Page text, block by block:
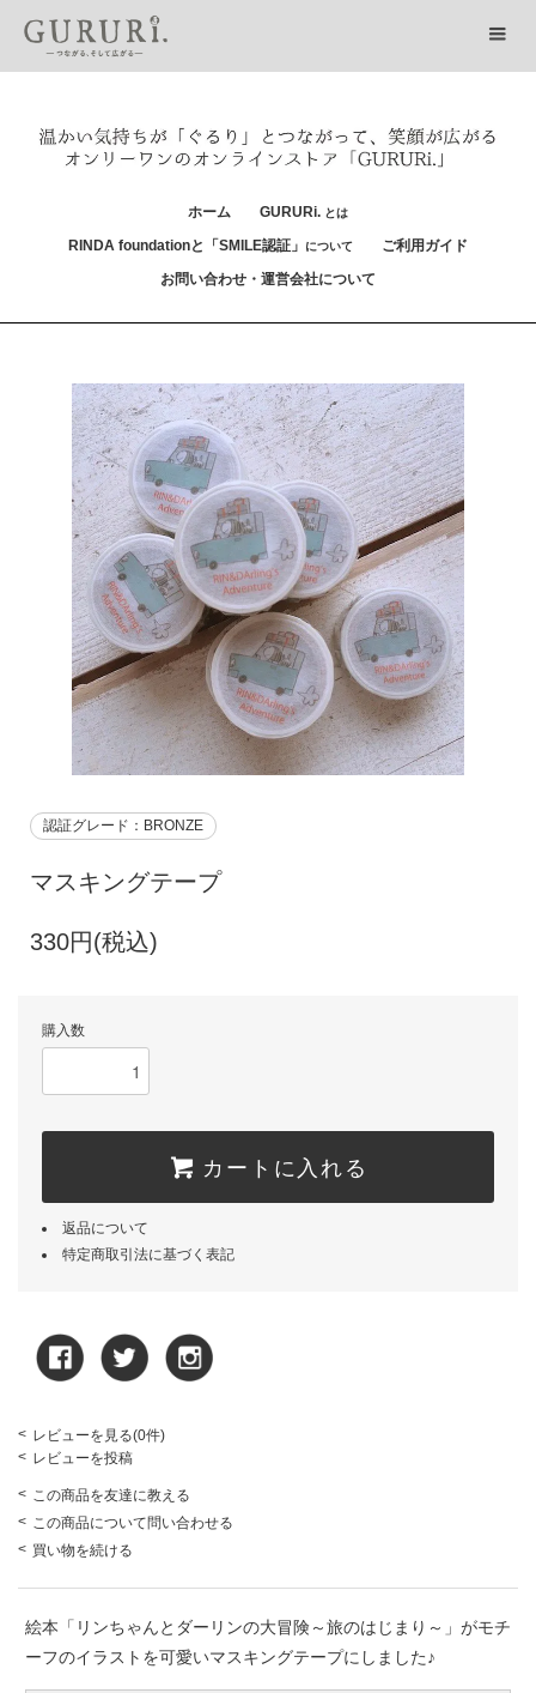
ホーム GURURi. とは
RINDA foundationと「SMILE認証」 について
ご利用ガイド
お問い合わせ・運営会社について
認証グレード：BRONZE
マスキングテープ
330円(税込)
購入数
カートに入れる
返品について
特定商取引法に基づく表記
< レビューを見る(0件)
< レビューを投稿
< この商品を友達に教える
< この商品について問い合わせる
< 買い物を続ける
絵本「リンちゃんとダーリンの大冒険～旅のはじまり～」がモチ
ーフのイラストを可愛いマスキングテープにしました♪